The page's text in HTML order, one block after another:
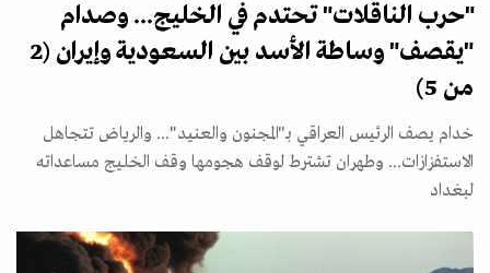
"حرب الناقلات" تحتدم في الخليج... وصدام
"يقصف" وساطة الأسد بين السعودية وإيران (2
من 5)
خدام يصف الرئيس العراقي بـ"المجنون والعنيد"... والرياض تتجاهل
الاستفزازات... وطهران تشترط لوقف هجومها وقف الخليج مساعداته
لبغداد